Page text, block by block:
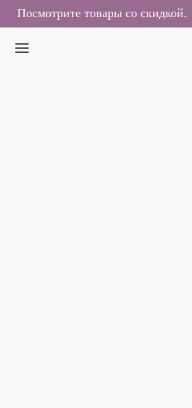
Посмотрите товары со скидкой.